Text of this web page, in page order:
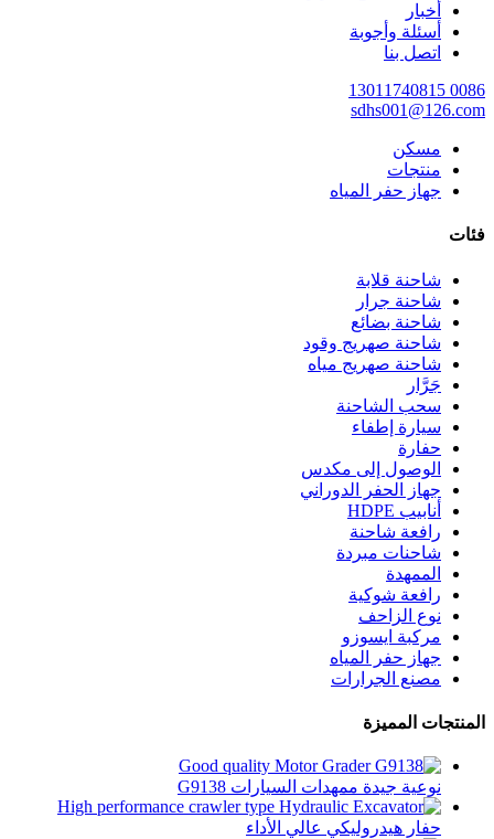
أخبار
أسئلة وأجوبة
اتصل بنا
0086 13011740815
sdhs001@126.com
مسكن
منتجات
جهاز حفر المياه
فئات
شاحنة قلابة
شاحنة جرار
شاحنة بضائع
شاحنة صهريج وقود
شاحنة صهريج مياه
جَرَّار
سحب الشاحنة
سيارة إطفاء
حفارة
الوصول إلى مكدس
جهاز الحفر الدوراني
أنابيب HDPE
رافعة شاحنة
شاحنات مبردة
الممهدة
رافعة شوكية
نوع الزاحف
مركبة ايسوزو
جهاز حفر المياه
مصنع الجرارات
المنتجات المميزة
نوعية جيدة ممهدات السيارات G9138
حفار هيدروليكي عالي الأداء